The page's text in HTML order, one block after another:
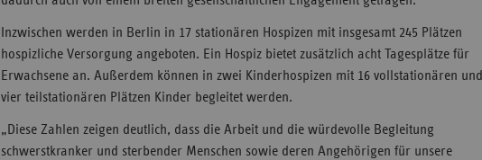
Inzwischen werden in Berlin in 17 stationären Hospizen mit insgesamt 245 Plätzen
hospizliche Versorgung angeboten. Ein Hospiz bietet zusätzlich acht Tagesplätze für
Erwachsene an. Außerdem können in zwei Kinderhospizen mit 16 vollstationären und
vier teilstationären Plätzen Kinder begleitet werden.
„Diese Zahlen zeigen deutlich, dass die Arbeit und die würdevolle Begleitung
schwerstkranker und sterbender Menschen sowie deren Angehörigen für unsere